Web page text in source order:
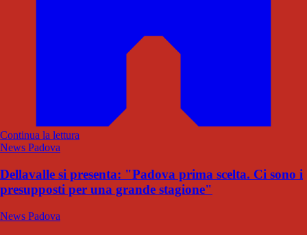
Continua la lettura
News Padova
Dellavalle si presenta: "Padova prima scelta. Ci sono i
presupposti per una grande stagione"
News Padova